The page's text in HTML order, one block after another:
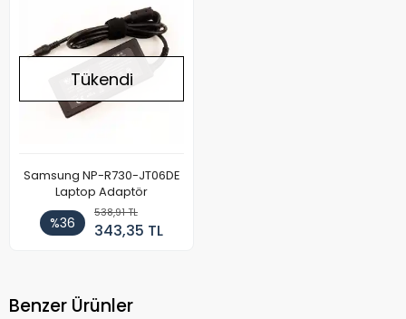
Tükendi
Samsung NP-R730-JT06DE
Laptop Adaptör
%36
538,91 TL
343,35 TL
Benzer Ürünler